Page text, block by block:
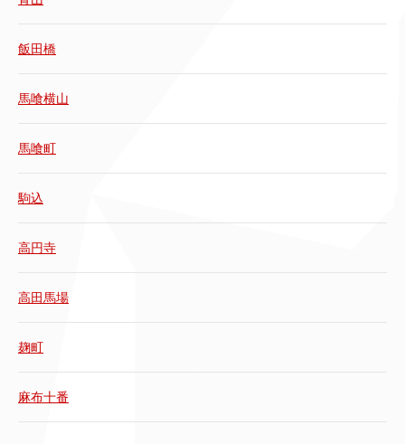
飯田橋
馬喰横山
馬喰町
駒込
高円寺
高田馬場
麹町
麻布十番